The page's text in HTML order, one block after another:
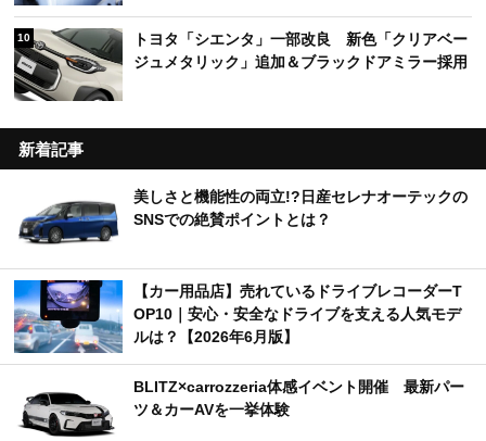
10
トヨタ「シエンタ」一部改良 新色「クリアベー
ジュメタリック」追加＆ブラックドアミラー採用
新着記事
美しさと機能性の両立!?日産セレナオーテックの
SNSでの絶賛ポイントとは？
【カー用品店】売れているドライブレコーダーT
OP10｜安心・安全なドライブを支える人気モデ
ルは？【2026年6月版】
BLITZ×carrozzeria体感イベント開催 最新パー
ツ＆カーAVを一挙体験